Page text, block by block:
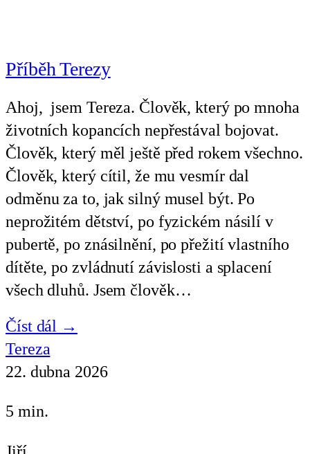
Příběh Terezy
Ahoj, jsem Tereza. Člověk, který po mnoha
životních kopancích nepřestával bojovat.
Člověk, který měl ještě před rokem všechno.
Člověk, který cítil, že mu vesmír dal
odměnu za to, jak silný musel být. Po
neprožitém dětství, po fyzickém násilí v
pubertě, po znásilnění, po přežití vlastního
dítěte, po zvládnutí závislosti a splacení
všech dluhů. Jsem člověk…
Číst dál →
Tereza
22. dubna 2026
5 min.